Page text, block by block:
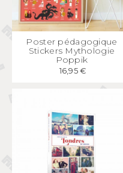
APERÇU RAPIDE
Poster pédagogique
Stickers Mythologie
Poppik
16,95 €